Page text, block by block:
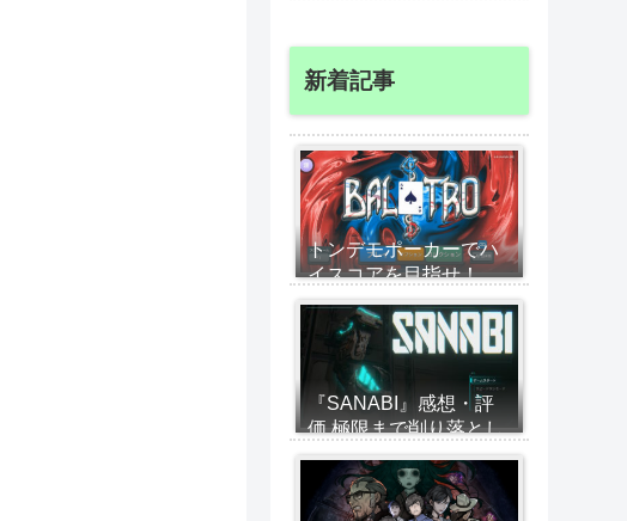
金せずに経営する攻略
のコツを紹介
新着記事
トンデモポーカーでハ
イスコアを目指せ！
Gotyノミネート
『Balatro』が無限に遊
べる神ゲーだった
『SANABI』感想・評
価 極限まで削り落とし
た2Dアクションでスト
ーリーを堪能！